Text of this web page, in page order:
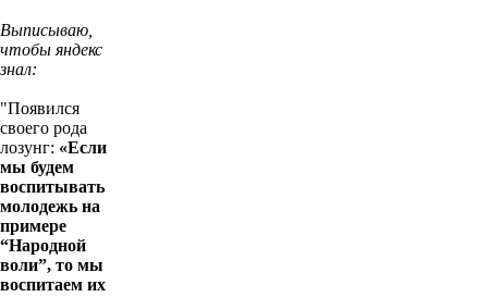
Выписываю,
чтобы яндекс
знал:
"Появился
своего рода
лозунг: «Если
мы будем
воспитывать
молодежь на
примере
“Народной
воли”, то мы
воспитаем их